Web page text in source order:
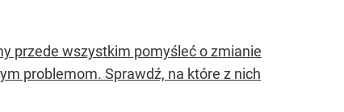
przede wszystkim pomyśleć o zmianie
problemom. Sprawdź, na które z nich